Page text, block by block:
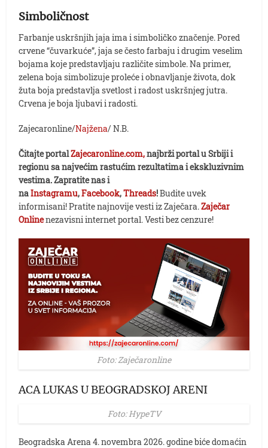
Simboličnost
Farbanje uskršnjih jaja ima i simboličko značenje. Pored
crvene “čuvarkuće”, jaja se često farbaju i drugim veselim
bojama koje predstavljaju različite simbole. Na primer,
zelena boja simbolizuje proleće i obnavljanje života, dok
žuta boja predstavlja svetlost i radost uskršnjeg jutra.
Crvena je boja ljubavi i radosti.
Zajecaronline/Najžena/ N.B.
Čitajte portalZajecaronline.com,najbrži portal u Srbiji i
regionu sa najvećim rastućim rezultatima i ekskluzivnim
vestima. Zapratite nas i
naInstagramu,Facebook,Threads!Budite uvek
informisani! Pratite najnovije vesti iz Zaječara.Zaječar
Onlinenezavisni internet portal. Vesti bez cenzure!
Foto: Zaječaronline
ACA LUKAS U BEOGRADSKOJ ARENI
Foto: HypeTV
Beogradska Arena 4. novembra 2026. godine biće domaćin